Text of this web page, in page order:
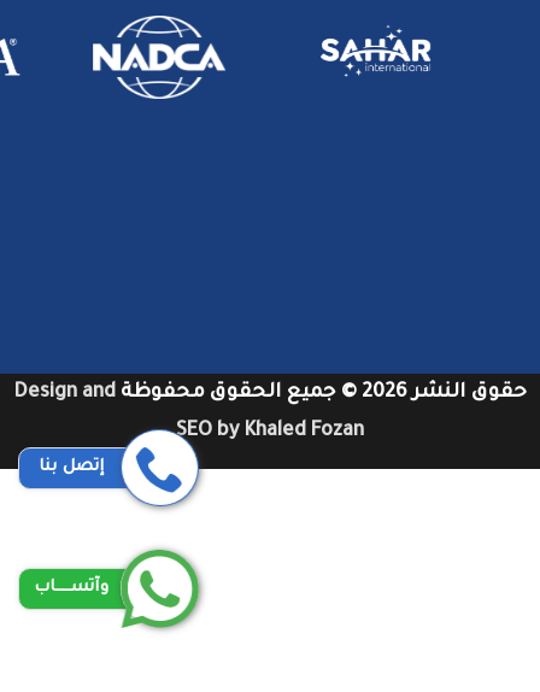
حقوق النشر 2026 © جميع الحقوق محفوظة
Design and
SEO by Khaled Fozan
إتصل بنا
وآتســــاب
شركات تنظيف مكيفات سبليت بجدة عمالة فلبينية